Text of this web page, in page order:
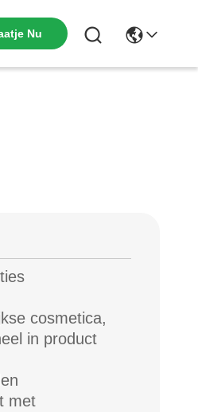
Nu
cosmetica,
in product
met